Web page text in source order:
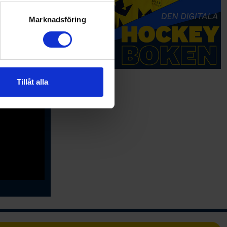
. Du kan ändra
information från din enhet
kombinera informationen
Marknadsföring
Tillåt alla